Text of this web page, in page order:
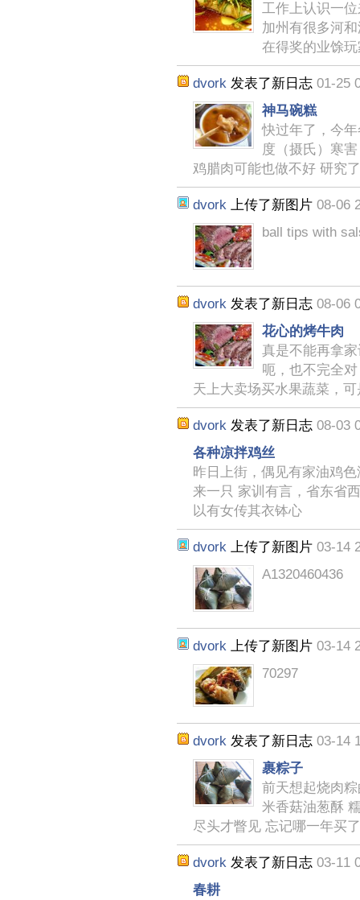
工作上认识一
加州有很多河
在得奖的业馀
dvork 发表了新日志 01-25
神马碗糕
快过年了，今
度（摄氏）寒
鸡腊肉可能也做不好 研究
dvork 上传了新图片 08-06
ball tips with
dvork 发表了新日志 08-06
花心的烤牛肉
真是不能再拿
呃，也不完全
天上大卖场买水果蔬菜，
dvork 发表了新日志 08-03
各种凉拌鸡丝
昨日上街，偶见有家油鸡
来一只 家训有言，省东省
以有女传其衣钵心
dvork 上传了新图片 03-14
A1320460436
dvork 上传了新图片 03-14
70297
dvork 发表了新日志 03-14
裹粽子
前天想起烧肉
米香菇油葱酥
尽头才瞥见 忘记哪一年买
dvork 发表了新日志 03-11
春耕